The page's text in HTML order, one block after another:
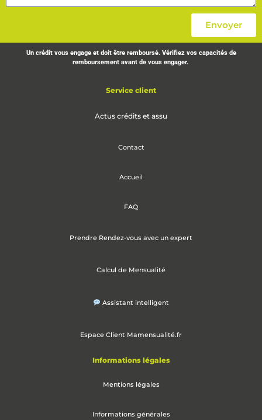
Envoyer
Un crédit vous engage et doit être remboursé. Vérifiez vos capacités de
remboursement avant de vous engager.
Service client
Actus crédits et assu
Contact
Accueil
FAQ
Prendre Rendez-vous avec un expert
Calcul de Mensualité
Assistant intelligent
Espace Client Mamensualité.fr
Informations légales
Mentions légales
Informations générales